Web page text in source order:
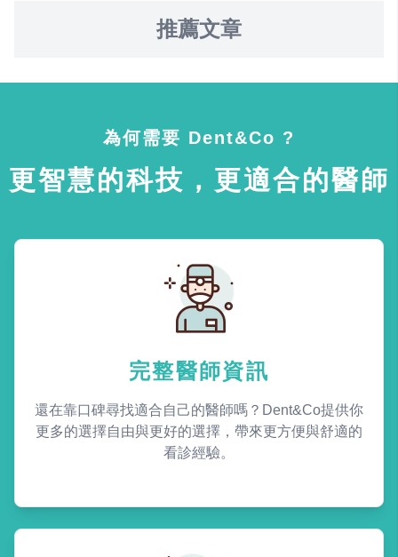
推薦文章
為何需要 Dent&Co ?
更智慧的科技，更適合的醫師
完整醫師資訊
還在靠口碑尋找適合自己的醫師嗎？Dent&Co提供你
更多的選擇自由與更好的選擇，帶來更方便與舒適的
看診經驗。